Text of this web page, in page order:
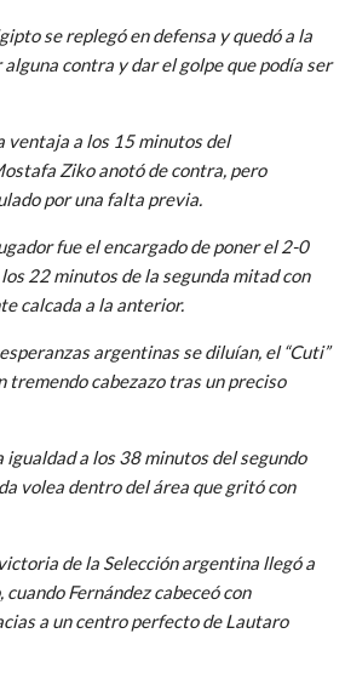
se replegó en defensa y quedó a la
contra y dar el golpe que podía ser
ventaja a los 15 minutos del
Ziko anotó de contra, pero
por una falta previa.
fue el encargado de poner el 2-0
22 minutos de la segunda mitad con
calcada a la anterior.
argentinas se diluían, el “Cuti”
tremendo cabezazo tras un preciso
a los 38 minutos del segundo
volea dentro del área que gritó con
de la Selección argentina llegó a
Fernández cabeceó con
a un centro perfecto de Lautaro